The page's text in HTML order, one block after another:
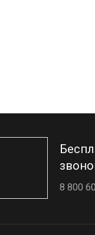
8 800